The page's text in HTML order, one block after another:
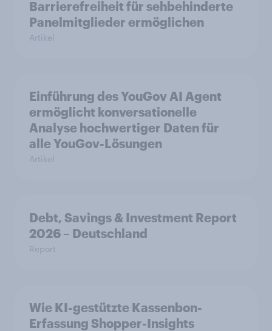
Barrierefreiheit für sehbehinderte
Panelmitglieder ermöglichen
Artikel
Einführung des YouGov AI Agent
ermöglicht konversationelle
Analyse hochwertiger Daten für
alle YouGov-Lösungen
Artikel
Debt, Savings & Investment Report
2026 – Deutschland
Report
Wie KI-gestützte Kassenbon-
Erfassung Shopper-Insights